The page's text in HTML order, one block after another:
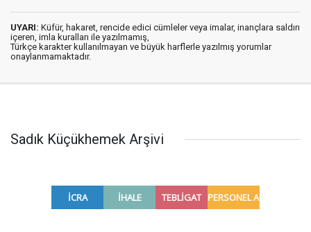
UYARI: Küfür, hakaret, rencide edici cümleler veya imalar, inançlara saldırı
içeren, imla kuralları ile yazılmamış,
Türkçe karakter kullanılmayan ve büyük harflerle yazılmış yorumlar
onaylanmamaktadır.
Sadık Küçükhemek Arşivi